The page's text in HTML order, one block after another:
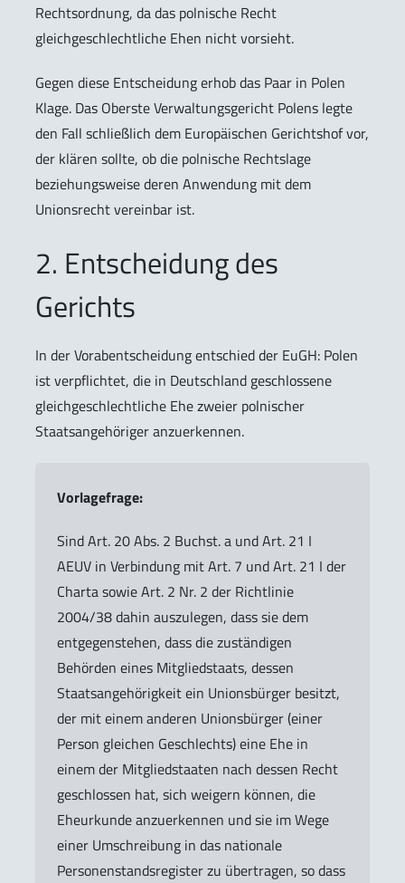
Rechtsordnung, da das polnische Recht
gleichgeschlechtliche Ehen nicht vorsieht.
Gegen diese Entscheidung erhob das Paar in Polen
Klage. Das Oberste Verwaltungsgericht Polens legte
den Fall schließlich dem Europäischen Gerichtshof vor,
der klären sollte, ob die polnische Rechtslage
beziehungsweise deren Anwendung mit dem
Unionsrecht vereinbar ist.
2. Entscheidung des
Gerichts
In der Vorabentscheidung entschied der EuGH: Polen
ist verpflichtet, die in Deutschland geschlossene
gleichgeschlechtliche Ehe zweier polnischer
Staatsangehöriger anzuerkennen.
Vorlagefrage:
Sind Art. 20 Abs. 2 Buchst. a und Art. 21 I
AEUV in Verbindung mit Art. 7 und Art. 21 I der
Charta sowie Art. 2 Nr. 2 der Richtlinie
2004/38 dahin auszulegen, dass sie dem
entgegenstehen, dass die zuständigen
Behörden eines Mitgliedstaats, dessen
Staatsangehörigkeit ein Unionsbürger besitzt,
der mit einem anderen Unionsbürger (einer
Person gleichen Geschlechts) eine Ehe in
einem der Mitgliedstaaten nach dessen Recht
geschlossen hat, sich weigern können, die
Eheurkunde anzuerkennen und sie im Wege
einer Umschreibung in das nationale
Personenstandsregister zu übertragen, so dass